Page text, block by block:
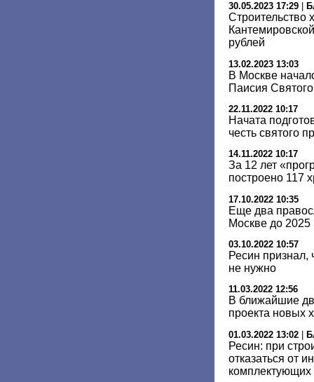
30.05.2023 17:29
Строительство
рублей
13.02.2023 13:03
В Москве
Паисия
22.11.2022 10:17
Начата
честь святого
14.11.2022 10:17
За 12 лет
построено 117
17.10.2022 10:35
Еще два
Москве до 2025
03.10.2022 10:57
Ресин признал,
не нужно
11.03.2022 12:56
В ближайшие
проекта новых
01.03.2022 13:02 |
Ресин: при
отказаться от
комплектующих